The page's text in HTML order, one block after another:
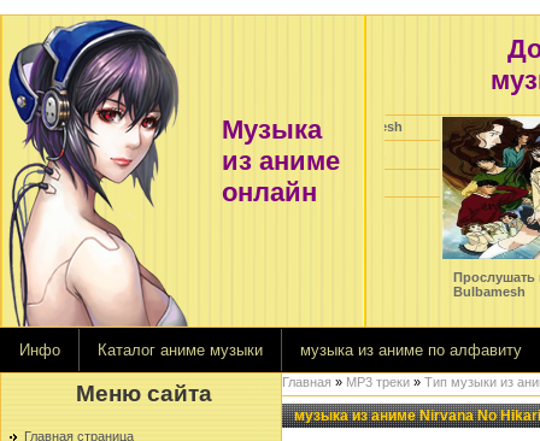
Музыка
из аниме
онлайн
Change-Miwa-cover-by Bulbamesh
Название альбома: шишь знает...
Автор mp3 трека: Bulbamesh
категория: оппенинг
музыку из аниме Change-Miwa-cover-by
Прослушать музыку
Bulbamesh
Инфо Каталог аниме музыки музыка из аниме по алфавиту
Меню сайта
Главная страница
Главная » MP3 треки » Тип музыки из
музыка из аниме Nirvana No Hikari